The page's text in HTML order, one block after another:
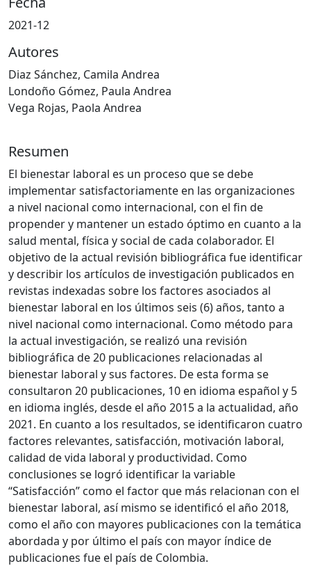
2021-12
Autores
Diaz Sánchez, Camila Andrea
Londoño Gómez, Paula Andrea
Vega Rojas, Paola Andrea
Resumen
El bienestar laboral es un proceso que se debe
implementar satisfactoriamente en las organizaciones
a nivel nacional como internacional, con el fin de
propender y mantener un estado óptimo en cuanto a la
salud mental, física y social de cada colaborador. El
objetivo de la actual revisión bibliográfica fue identificar
y describir los artículos de investigación publicados en
revistas indexadas sobre los factores asociados al
bienestar laboral en los últimos seis (6) años, tanto a
nivel nacional como internacional. Como método para
la actual investigación, se realizó una revisión
bibliográfica de 20 publicaciones relacionadas al
bienestar laboral y sus factores. De esta forma se
consultaron 20 publicaciones, 10 en idioma español y 5
en idioma inglés, desde el año 2015 a la actualidad, año
2021. En cuanto a los resultados, se identificaron cuatro
factores relevantes, satisfacción, motivación laboral,
calidad de vida laboral y productividad. Como
conclusiones se logró identificar la variable
“Satisfacción” como el factor que más relacionan con el
bienestar laboral, así mismo se identificó el año 2018,
como el año con mayores publicaciones con la temática
abordada y por último el país con mayor índice de
publicaciones fue el país de Colombia.